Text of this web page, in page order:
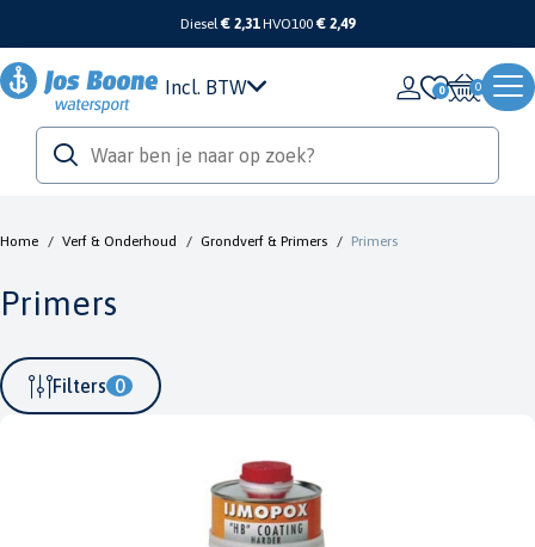
Diesel€ 2,31 HVO100 € 2,49
Incl. BTW 0
Home / Verf & Onderhoud / Grondverf & Primers / Primers
Primers
Filters 0